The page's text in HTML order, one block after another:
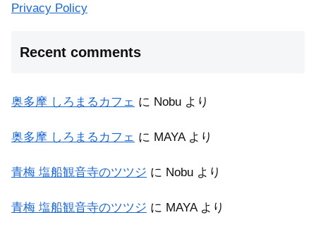
Privacy Policy
Recent comments
奥多摩 しろまるカフェ に Nobu より
奥多摩 しろまるカフェ に MAYAより
青梅 塩船観音寺のツツジ に Nobu より
青梅 塩船観音寺のツツジ に MAYAより